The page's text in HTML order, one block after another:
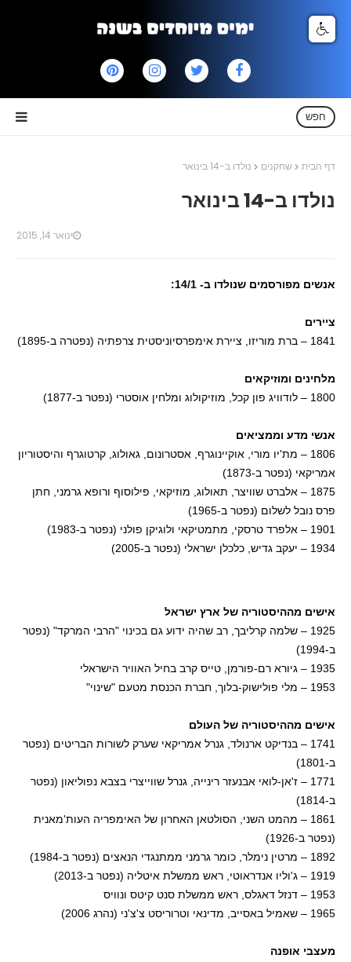
חפש
דף הבית שחקנים נולדו ב-14 בינואר
נולדו ב-14 בינואר
ינואר 14, 2015
אנשים מפורסמים שנולדו ב- 14/1:
ציירים
1841 – ברת מוריזו, ציירת אימפרסיוניסטית צרפתיה (נפטרה ב-1895)
מלחינים ומוזיקאים
1800 – לודוויג פון קכל, מוזיקולוג ומלחין אוסטרי (נפטר ב-1877)
אנשי מדע וממציאים
1806 – מת'יו מורי, אוקיינוגרף, אסטרונום, גאולוג, קרטוגרף והיסטוריון
אמריקאי (נפטר ב-1873)
1875 – אלברט שוויצר, תאולוג, מוזיקאי, פילוסוף ורופא גרמני, חתן
פרס נובל לשלום (נפטר ב-1965)
1901 – אלפרד טרסקי, מתמטיקאי ולוגיקן פולני (נפטר ב-1983)
1934 – יעקב גדיש, כלכלן ישראלי (נפטר ב-2005)
אישים מההיסטוריה של ארץ ישראל
1925 – שלמה קרליבך, רב שהיה ידוע גם בכינוי "הרבי המרקד" (נפטר
ב-1994)
1935 – גיורא רם-פורמן, טייס קרב בחיל האוויר הישראלי
1953 – מלי פולישוק-בלוך, חברת הכנסת מטעם "שינוי"
אישים מההיסטוריה של העולם
1741 – בנדיקט ארנולד, גנרל אמריקאי שערק לשורות הבריטים (נפטר
ב-1801)
1771 – ז'אן-לואי אבנעזר רינייה, גנרל שווייצרי בצבא נפוליאון (נפטר
ב-1814)
1861 – מהמט השני, הסולטאן האחרון של האימפריה העות'מאנית
(נפטר ב-1926)
1892 – מרטין נימלר, כומר גרמני ממתנגדי הנאצים (נפטר ב-1984)
1919 – ג'וליו אנדראוטי, ראש ממשלת איטליה (נפטר ב-2013)
1953 – דנזל דאגלס, ראש ממשלת סנט קיטס ונוויס
1965 – שאמיל באסייב, מדינאי וטרוריסט צ'צ'ני (נהרג 2006)
מעצבי אופנה